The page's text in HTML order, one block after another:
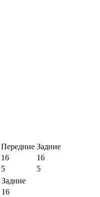
Передние Задние
16
16
5
5
Задние
16